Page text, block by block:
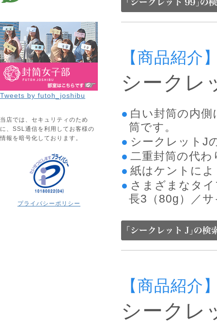
Tweets by futoh_joshibu
当店では、セキュリティのため
に、SSL通信を利用してお客様の
情報を暗号化しております。
プライバシーポリシー
【商品紹介
シークレ
白い封筒の内
筒です。
シークレットJ
二重封筒の代
紙はケントに
さまざまなタ
長3（80g）／
【商品紹介
シークレ